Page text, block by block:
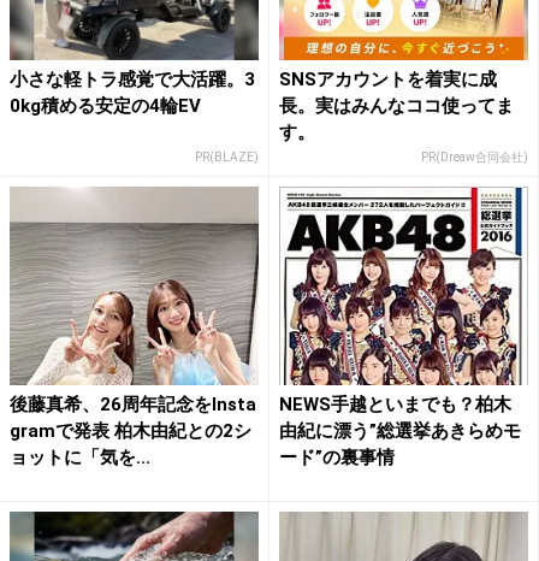
小さな軽トラ感覚で大活躍。3
0kg積める安定の4輪EV
PR(BLAZE)
SNSアカウントを着実に成
長。実はみんなココ使ってま
す。
PR(Dreaw合同会社)
後藤真希、26周年記念をInsta
gramで発表 柏木由紀との2シ
ョットに「気を...
NEWS手越といまでも？柏木
由紀に漂う”総選挙あきらめモ
ード”の裏事情